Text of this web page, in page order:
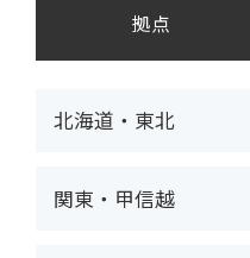
拠点
北海道・東北
関東・甲信越